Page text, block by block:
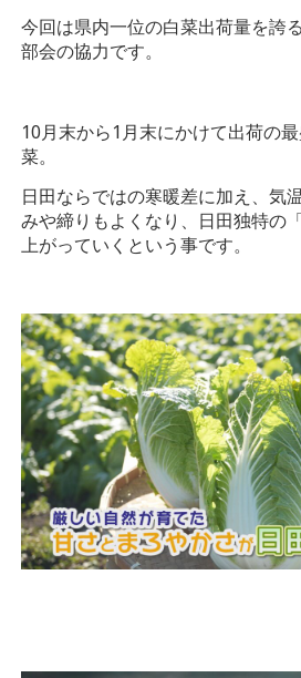
今回は県内一位の白菜出荷量を誇
部会の協力です。
10月末から1月末にかけて出荷の
菜。
日田ならではの寒暖差に加え、気
みや締りもよくなり、日田独特の
上がっていくという事です。